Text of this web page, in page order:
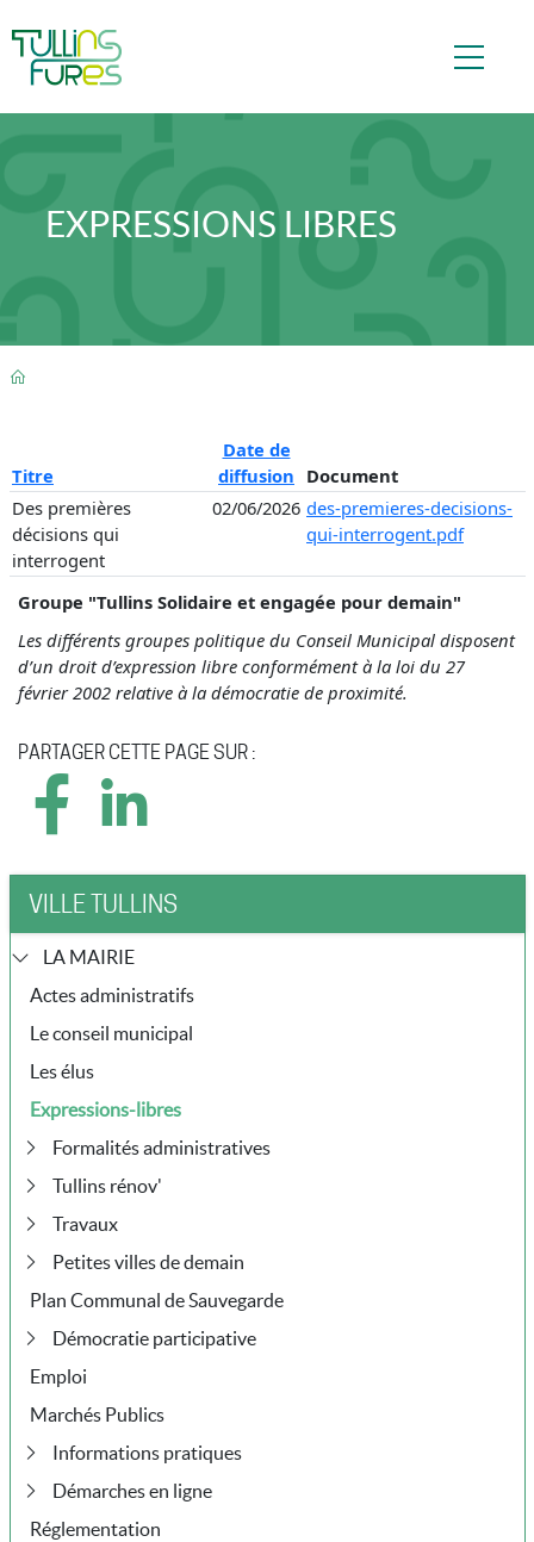
EXPRESSIONS LIBRES
FIL D'ARIANE
VILLE TULLINS
LA MAIRIE
Actes administratifs
Le conseil municipal
Les élus
Expressions-libres
Formalités administratives
Tullins rénov'
Travaux
Petites villes de demain
Plan Communal de Sauvegarde
Démocratie participative
Emploi
Marchés Publics
Informations pratiques
Démarches en ligne
Réglementation
Titre
Date de
diffusion Document
Des premières
décisions qui
interrogent
02/06/2026 des-premieres-decisions-
qui-interrogent.pdf
Groupe "Tullins Solidaire et engagée pour demain"
Les différents groupes politique du Conseil Municipal disposent
d’un droit d’expression libre conformément à la loi du 27
février 2002 relative à la démocratie de proximité.
PARTAGER CETTE PAGE SUR :